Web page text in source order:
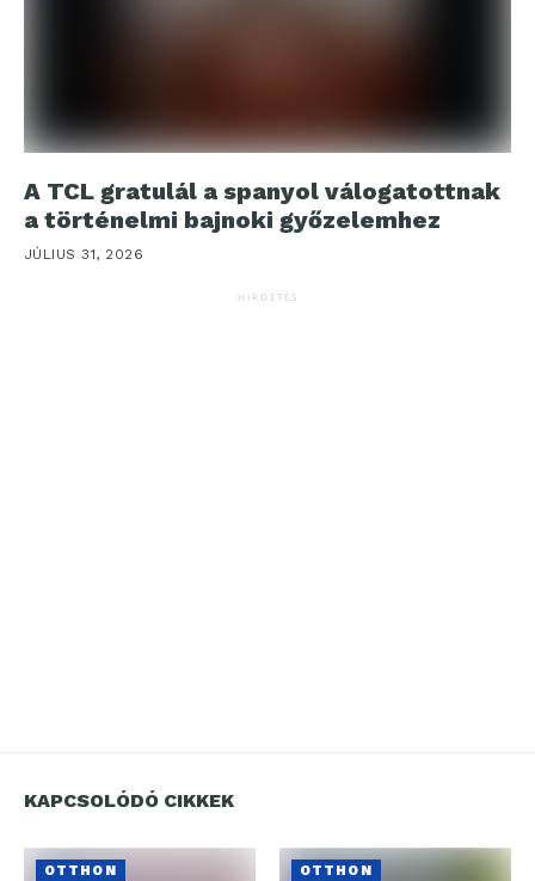
A TCL gratulál a spanyol válogatottnak
a történelmi bajnoki győzelemhez
JÚLIUS 31, 2026
HIRDETÉS
KAPCSOLÓDÓ CIKKEK
OTTHON OTTHON